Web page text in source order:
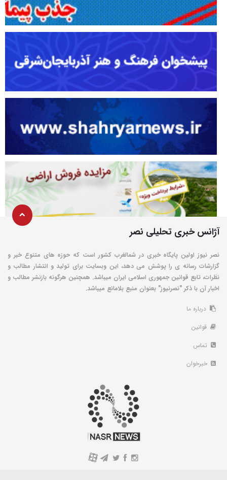
آژانس خبری تحلیلی نصر
نصر نیوز اولین پایگاه خبری در شمالغرب کشور است که حوزه های متنوع خبر و
گزارشات رسانه ی را پوشش می دهد، این وبسایت برای تولید و انتشار مطالب و
نظرات، تابع قوانین جمهوری اسلامی ایران میباشد. همچنین هرگونه بازنشر مطالب و
اخبار آن با ذکر "نصرنیوز" بعنوان منبع بلامانع میباشد.
درباره ما
قوانین
تماس
خبرخوان
A